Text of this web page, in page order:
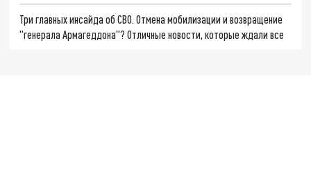
Три главных инсайда об СВО. Отмена мобилизации и возвращение
"генерала Армагеддона"? Отличные новости, которые ждали все